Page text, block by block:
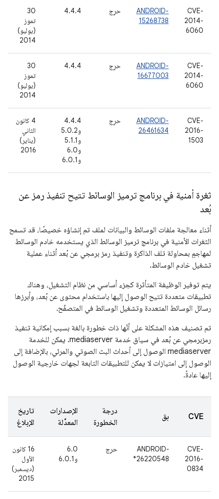
CVE-
2014-
6060
ANDROID-
15268738
حرِج 4.4.4
30
تموز
(يوليو)
2014
CVE-
2014-
6060
ANDROID-
16677003
حرِج 4.4.4
30
تموز
(يوليو)
2014
CVE-
2016-
1503
ANDROID-
26461634
حرِج
4.4.4
و5.0.2
و5.1.1
و6.0
و6.0.1
4 كانون
الثاني
(يناير)
2016
ثغرة أمنية في برنامج ترميز الوسائط تتيح تنفيذ رمز عن
بُعد
أثناء معالجة ملفات الوسائط والبيانات لملف تم إنشاؤه خصيصًا، قد تسمح
الثغرات الأمنية في برنامج ترميز الوسائط الذي يستخدمه خادم الوسائط
لمهاجمٍ بمحاولة تلف الذاكرة وتنفيذ رمز برمجي عن بُعد أثناء عملية
تشغيل خادم الوسائط.
يتم توفير الوظيفة المتأثرة كجزء أساسي من نظام التشغيل، وهناك
تطبيقات متعددة تتيح الوصول إليها باستخدام محتوى عن بُعد، وأبرزها
رسائل الوسائط المتعددة وتشغيل الوسائط في المتصفّح.
تم تصنيف هذه المشكلة على أنّها ذات خطورة بالغة بسبب إمكانية تنفيذ
رمزبرمجي عن بُعد في سياق خدمة mediaserver. يمكن للخدمة
mediaserver الوصول إلى أحداث البث الصوتي والمرئي، بالإضافة إلى
الوصول إلى امتيازات لا يمكن للتطبيقات التابعة لجهات خارجية الوصول
إليها عادةً.
CVE بق
درجة
الخطورة
الإصدارات
المعدَّلة
تاريخ
الإبلاغ
CVE-
2016-
0834
‎ANDROID-
26220548*
حرِج
6.0
و6.0.1
16 كانون
الأول
(ديسمبر)
2015